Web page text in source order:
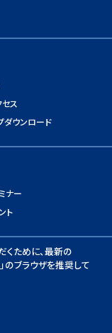
ス
ダウンロード
ナー
ト
ために、最新の
のブラウザを推奨して